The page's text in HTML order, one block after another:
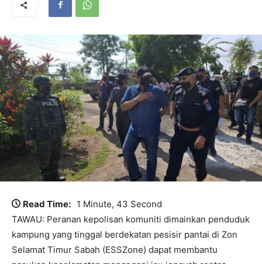
Read Time: 1 Minute, 43 Second
TAWAU: Peranan kepolisan komuniti dimainkan penduduk
kampung yang tinggal berdekatan pesisir pantai di Zon
Selamat Timur Sabah (ESSZone) dapat membantu